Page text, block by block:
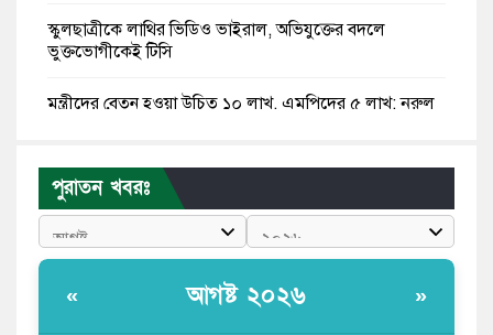
স্কুলছাত্রীকে লাথির ভিডিও ভাইরাল, অভিযুক্তের বদলে
ভুক্তভোগীকেই টিসি
মন্ত্রীদের বেতন হওয়া উচিত ১০ লাখ, এমপিদের ৫ লাখ: নুরুল
রাষ্ট্রপতি পদে প্রস্তাব পাননি ড. ইউনূস, বিএনপির বিবেচনায় মির্জা
ফখরুল
আধা কিলোমিটারের কাজ চলছে মাসের পর মাস: কুমিল্লার
পুরাতন খবরঃ
« আগষ্ট ২০২৬ »